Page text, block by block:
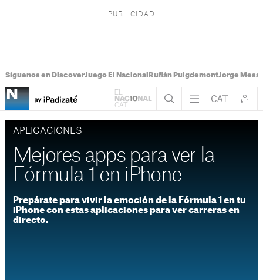
Síguenos en DiscoverJuego El Nacional Rufián PuigdemontJorge Messi
APLICACIONES
Mejores apps para ver la
Fórmula 1 en iPhone
Prepárate para vivir la emoción de la Fórmula 1 en tu
iPhone con estas aplicaciones para ver carreras en
directo.